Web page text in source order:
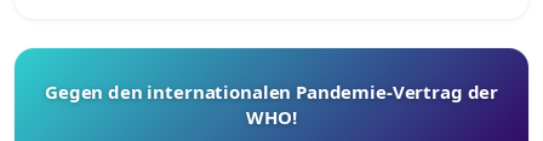
Gegen den internationalen Pandemie-Vertrag der
WHO!